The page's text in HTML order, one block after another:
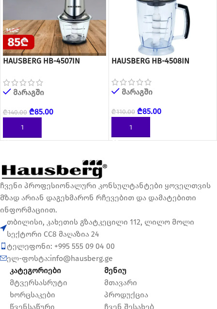
HAUSBERG HB-4507IN
მარაგში
₾140.00 ₾85.00
ᲙᲐᲚᲐᲗᲐᲨᲘ ᲓᲐᲛᲐᲢᲔᲑᲐ
HAUSBERG HB-4508IN
მარაგში
₾110.00 ₾85.00
ᲙᲐᲚᲐᲗᲐᲨᲘ ᲓᲐᲛᲐᲢᲔᲑᲐ
ჩვენი პროფესიონალური კონსულტანტები ყოველთვის
მზად არიან დაგეხმარონ რჩევებით და დამატებითი
ინფორმაციით.
თბილისი, კახეთის გზატკეცილი 112, ლილო მოლი
სექტორი CC8 მაღაზია 24
ტელეფონი: +995 555 09 04 00
ელ-ფოსტა:info@hausberg.ge
კატეგორიები
მტვერსასრუტი
ხორცსაკები
წვენსაწური
მენიუ
მთავარი
პროდუქცია
ჩვენ შესახებ